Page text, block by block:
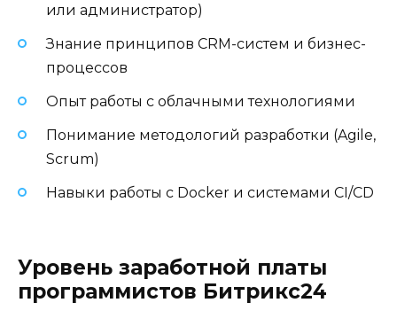
или администратор)
Знание принципов CRM-систем и бизнес-
процессов
Опыт работы с облачными технологиями
Понимание методологий разработки (Agile,
Scrum)
Навыки работы с Docker и системами CI/CD
Уровень заработной платы
программистов Битрикс24